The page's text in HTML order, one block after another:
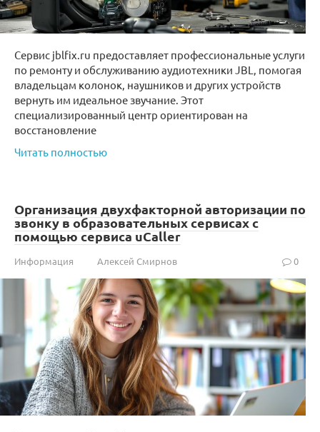
Сервис jblfix.ru предоставляет профессиональные услуги
по ремонту и обслуживанию аудиотехники JBL, помогая
владельцам колонок, наушников и других устройств
вернуть им идеальное звучание. Этот
специализированный центр ориентирован на
восстановление
Читать полностью
Организация двухфакторной авторизации по
звонку в образовательных сервисах с
помощью сервиса uCaller
Информация Алексей Смирнов 0